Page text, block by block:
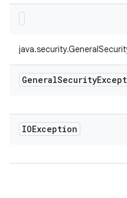
GeneralSecurity
IOException